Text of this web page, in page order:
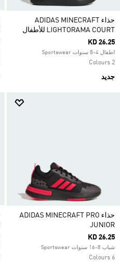
حذاء ADIDAS MINECRAFT
LIGHTORAMA COURT للأطفال
KD 26.25
اطفال 4-8 سنوات Sportswear
2 Colours
جديد
حذاء ADIDAS MINECRAFT PRO
JUNIOR
KD 26.25
شباب 8-16 سنوات Sportswear
6 Colours